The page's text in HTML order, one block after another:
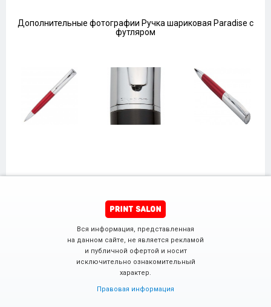
Дополнительные фотографии Ручка шариковая Paradise с
футляром
Вся информация, представленная
на данном сайте, не является рекламой
и публичной офертой и носит
исключительно ознакомительный
характер.
Правовая информация